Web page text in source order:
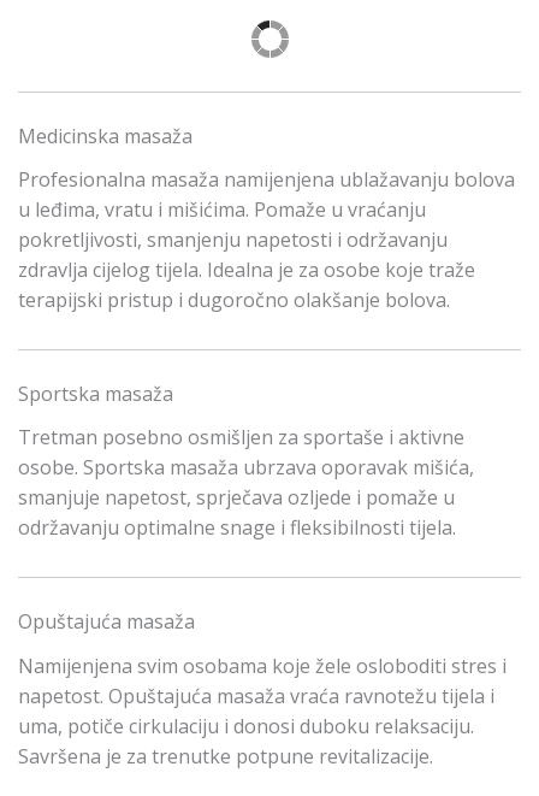
Medicinska masaža
Profesionalna masaža namijenjena ublažavanju bolova
u leđima, vratu i mišićima. Pomaže u vraćanju
pokretljivosti, smanjenju napetosti i održavanju
zdravlja cijelog tijela. Idealna je za osobe koje traže
terapijski pristup i dugoročno olakšanje bolova.
Sportska masaža
Tretman posebno osmišljen za sportaše i aktivne
osobe. Sportska masaža ubrzava oporavak mišića,
smanjuje napetost, sprječava ozljede i pomaže u
održavanju optimalne snage i fleksibilnosti tijela.
Opuštajuća masaža
Namijenjena svim osobama koje žele osloboditi stres i
napetost. Opuštajuća masaža vraća ravnotežu tijela i
uma, potiče cirkulaciju i donosi duboku relaksaciju.
Savršena je za trenutke potpune revitalizacije.